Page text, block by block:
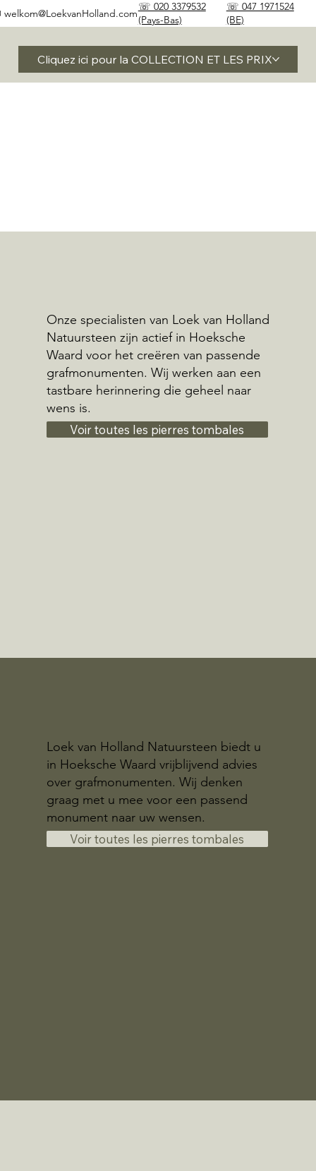
☏ 020 3379532
(Pays-Bas)
☏ 047 1971524
(BE)
welkom@LoekvanHolland.com
Cliquez ici pour la COLLECTION ET LES PRIX
Onze specialisten van Loek van Holland
Natuursteen zijn actief in Hoeksche
Waard voor het creëren van passende
grafmonumenten. Wij werken aan een
tastbare herinnering die geheel naar
wens is.
Voir toutes les pierres tombales
Loek van Holland Natuursteen biedt u
in Hoeksche Waard vrijblijvend advies
over grafmonumenten. Wij denken
graag met u mee voor een passend
monument naar uw wensen.
Voir toutes les pierres tombales